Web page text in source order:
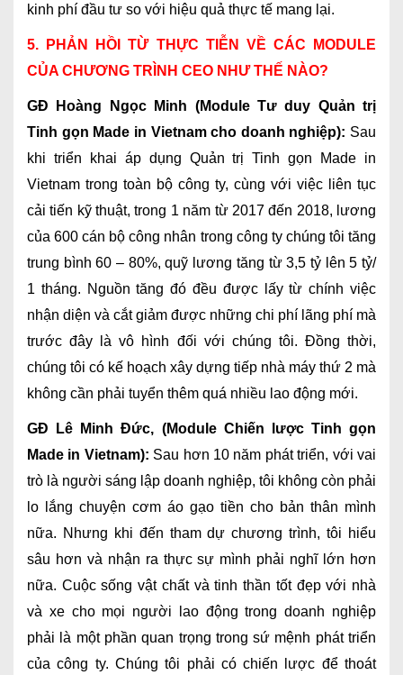
kinh phí đầu tư so với hiệu quả thực tế mang lại.
5. PHẢN HỒI TỪ THỰC TIỄN VỀ CÁC MODULE
CỦA CHƯƠNG TRÌNH CEO NHƯ THẾ NÀO?
GĐ Hoàng Ngọc Minh (Module Tư duy Quản trị
Tinh gọn Made in Vietnam cho doanh nghiệp): Sau
khi triển khai áp dụng Quản trị Tinh gọn Made in
Vietnam trong toàn bộ công ty, cùng với việc liên tục
cải tiến kỹ thuật, trong 1 năm từ 2017 đến 2018, lương
của 600 cán bộ công nhân trong công ty chúng tôi tăng
trung bình 60 – 80%, quỹ lương tăng từ 3,5 tỷ lên 5 tỷ/
1 tháng. Nguồn tăng đó đều được lấy từ chính việc
nhận diện và cắt giảm được những chi phí lãng phí mà
trước đây là vô hình đối với chúng tôi. Đồng thời,
chúng tôi có kế hoạch xây dựng tiếp nhà máy thứ 2 mà
không cần phải tuyển thêm quá nhiều lao động mới.
GĐ Lê Minh Đức, (Module Chiến lược Tinh gọn
Made in Vietnam): Sau hơn 10 năm phát triển, với vai
trò là người sáng lập doanh nghiệp, tôi không còn phải
lo lắng chuyện cơm áo gạo tiền cho bản thân mình
nữa. Nhưng khi đến tham dự chương trình, tôi hiểu
sâu hơn và nhận ra thực sự mình phải nghĩ lớn hơn
nữa. Cuộc sống vật chất và tinh thần tốt đẹp với nhà
và xe cho mọi người lao động trong doanh nghiệp
phải là một phần quan trọng trong sứ mệnh phát triển
của công ty. Chúng tôi phải có chiến lược để thoát